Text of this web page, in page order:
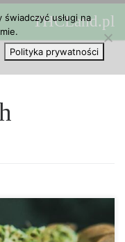
THCLand.pl
usługi na
Polityka prywatności